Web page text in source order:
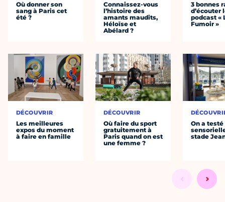
Où donner son
sang à Paris cet
été ?
DÉCOUVRIR
Les meilleures
expos du moment
à faire en famille
Connaissez-vous
l’histoire des
amants maudits,
Héloïse et
Abélard ?
DÉCOUVRIR
Où faire du sport
gratuitement à
Paris quand on est
une femme ?
3 bonnes
d’écouter
podcast «
Fumoir »
On a
stade